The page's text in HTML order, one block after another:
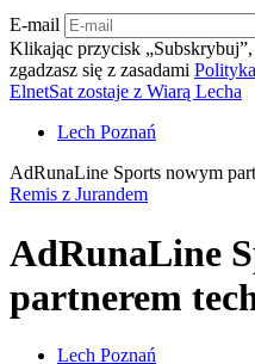
E-mail
Klikając przycisk „Subskrybuj”,
zgadzasz się z zasadami
ElnetSat zostaje z Wiarą Lecha
Lech Poznań
AdRunaLine Sports nowym
Remis z Jurandem
AdRunaLine
partnerem
Lech Poznań